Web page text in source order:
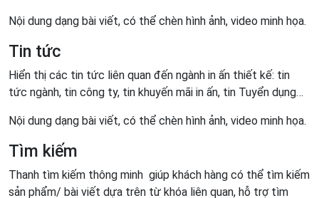
Nội dung dạng bài viết, có thể chèn hình ảnh, video minh họa.
Tin tức
Hiển thị các tin tức liên quan đến ngành in ấn thiết kế: tin
tức ngành, tin công ty, tin khuyến mãi in ấn, tin Tuyển dụng…
Nội dung dạng bài viết, có thể chèn hình ảnh, video minh họa.
Tìm kiếm
Thanh tìm kiếm thông minh giúp khách hàng có thể tìm kiếm
sản phẩm/ bài viết dựa trên từ khóa liên quan, hỗ trợ tìm